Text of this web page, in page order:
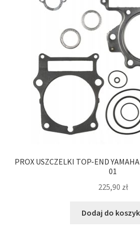
PROX USZCZELKI TOP-END
01
225,90 zł
Dodaj do